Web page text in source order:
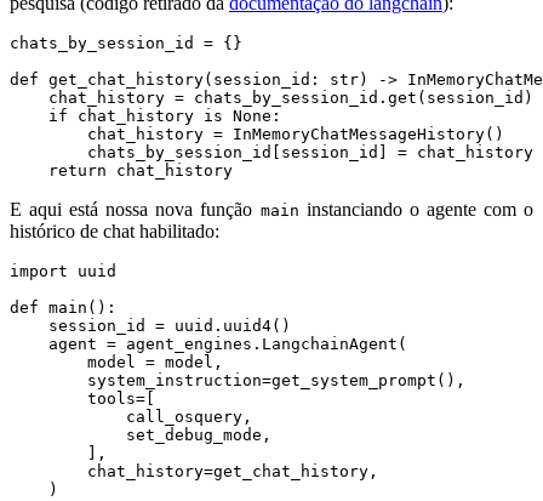
chats_by_session_id = {}
def get_chat_history( session_id : str) ->
chat_history = chats_by_session_id . get ( session_id )
if
chat_history is None :
chat_history = InMemoryChatMessageHistory()
chats_by_session_id
session_id = chat_history
return
chat_history
E aqui está nossa nova função main instanciando o agente com o
histórico de chat habilitado:
import
uuid
def main ():
session_id
= uuid . uuid4()
agent = agent_engines . LangchainAgent (
model = model ,
system_instruction=get_system_prompt (),
tools=
call_osquery ,
set_debug_mode ,
],
chat_history=get_chat_history ,
)